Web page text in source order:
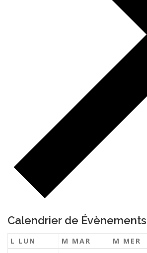
Calendrier de Évènements
L LUN M MAR M MER